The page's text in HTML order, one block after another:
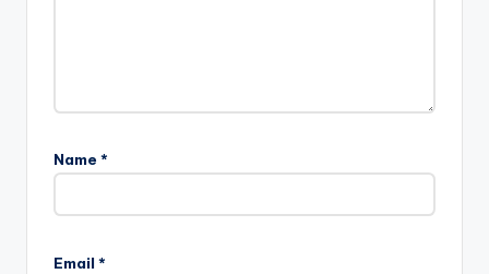
Name *
Email *